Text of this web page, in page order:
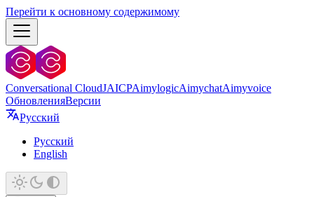
Перейти к основному содержимому
Conversational CloudJAICPAimylogicAimychatAimyvoice
ОбновленияВерсии
Русский
Русский
English